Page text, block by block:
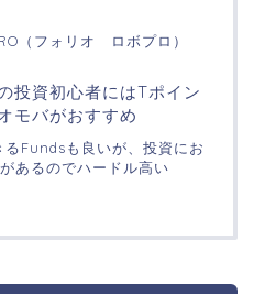
（フォリオ ロボプロ）
投資初心者にはTポイン
モバがおすすめ
るFundsも良いが、投資にお
あるのでハードル高い